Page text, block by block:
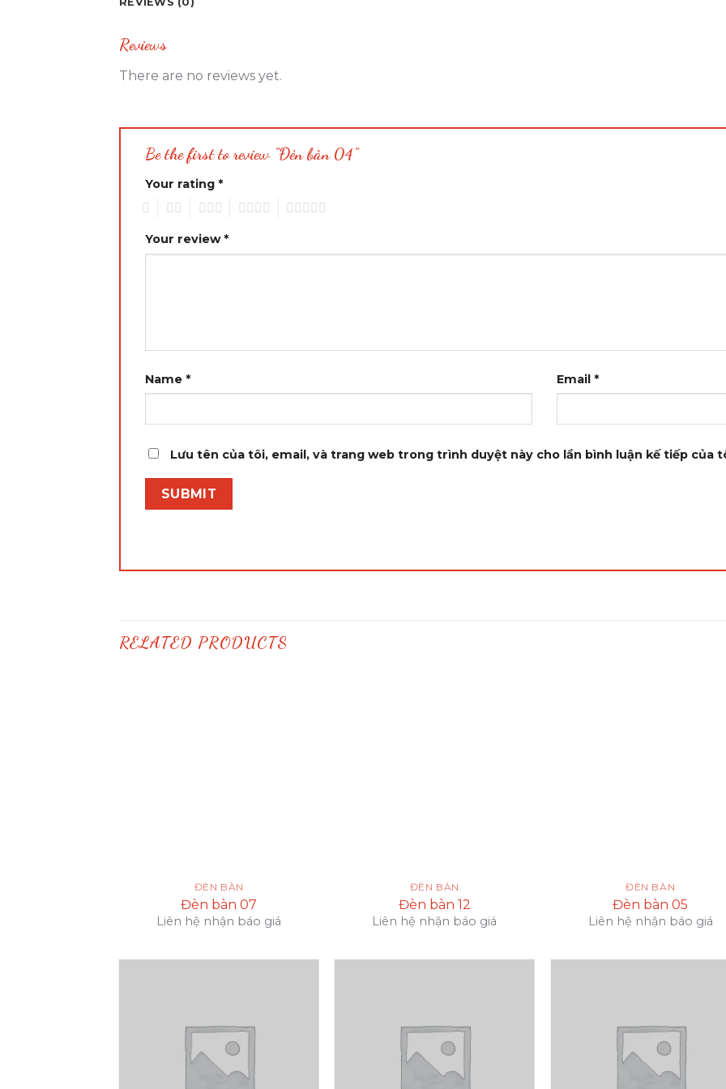
Reviews
There are no reviews yet.
Be the first to review “Đèn bàn 04”
Your rating *
Your review*
Name * Email *
Lưu tên của tôi, email, và trang web trong trình duyệt này cho lần bình luận kế tiếp của
RELATED PRODUCTS
ĐÈN BÀN
Đèn bàn 07
Liên hệ nhận báo giá
ĐÈN BÀN
Đèn bàn 12
Liên hệ nhận báo giá
ĐÈN BÀN
Đèn bàn 05
Liên hệ nhận báo giá